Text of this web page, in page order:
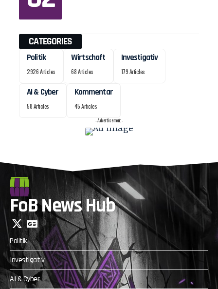
CATEGORIES
Politik
2926 Articles
Wirtschaft
68 Articles
Investigativ
179 Articles
AI & Cyber
58 Articles
Kommentar
45 Articles
- Advertisement -
FoB News Hub
Politik
Investigativ
AI & Cyber